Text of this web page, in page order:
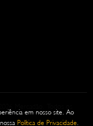
em nosso site. Ao
Política de Privacidade